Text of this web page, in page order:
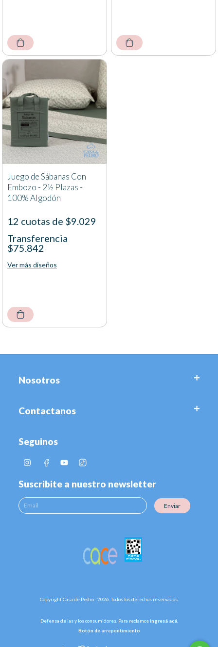
Juego de Sábanas Con
Embozo - 2½ Plazas -
100% Algodón
12 cuotas de $9.029
Transferencia
$75.842
Ver más diseños
Nosotros
Contactanos
Seguinos
Suscribite a nuestro newsletter
Enviar
Copyright Casa de Pedro - 2026. Todos los derechos reservados.
Defensa de las y los consumidores. Para reclamos ingresá acá.
Botón de arrepentimiento